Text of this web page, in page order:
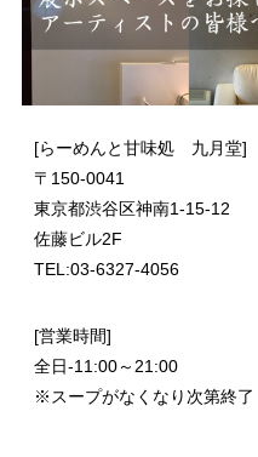
[らーめんと甘味処 九月堂]
〒 150-0041
東京都渋谷区神南1-15-12
佐藤ビル2F
TEL:03-6327-4056
[営業時間]
全日-11:00～21:00
※スープがなくなり次第終了